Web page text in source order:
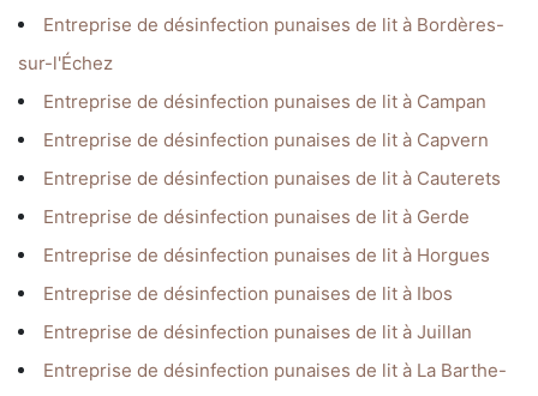
Entreprise de désinfection punaises de lit à Bordères-
sur-l'Échez
Entreprise de désinfection punaises de lit à Campan
Entreprise de désinfection punaises de lit à Capvern
Entreprise de désinfection punaises de lit à Cauterets
Entreprise de désinfection punaises de lit à Gerde
Entreprise de désinfection punaises de lit à Horgues
Entreprise de désinfection punaises de lit à Ibos
Entreprise de désinfection punaises de lit à Juillan
Entreprise de désinfection punaises de lit à La Barthe-